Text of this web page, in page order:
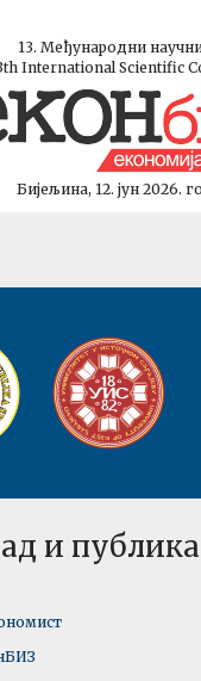
13. Међународни
International Scientific
Бијељина, 12. јун 2026.
и